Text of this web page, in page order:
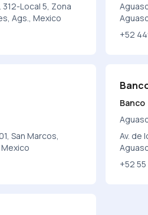
Local 5, Zona
Ags., Mexico
+52
San Marcos,
Banco
Av. de
+52